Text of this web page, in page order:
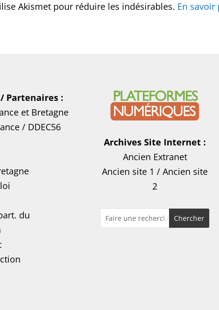
Akismet pour réduire les indésirables. En
Partenaires :
et Bretagne
/ DDEC56
du
Archives Site Internet :
Ancien Extranet
Ancien site 1 /Ancien site
2